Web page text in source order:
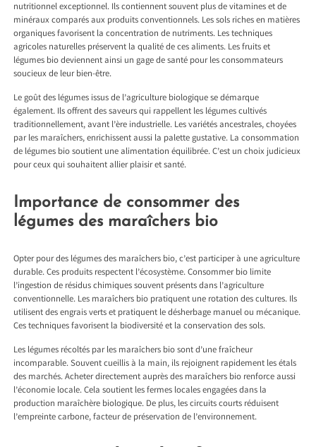
nutritionnel exceptionnel. Ils contiennent souvent plus de vitamines et de
minéraux comparés aux produits conventionnels. Les sols riches en matières
organiques favorisent la concentration de nutriments. Les techniques
agricoles naturelles préservent la qualité de ces aliments. Les fruits et
légumes bio deviennent ainsi un gage de santé pour les consommateurs
soucieux de leur bien-être.
Le goût des légumes issus de l’agriculture biologique se démarque
également. Ils offrent des saveurs qui rappellent les légumes cultivés
traditionnellement, avant l’ère industrielle. Les variétés ancestrales, choyées
par les maraîchers, enrichissent aussi la palette gustative. La consommation
de légumes bio soutient une alimentation équilibrée. C’est un choix judicieux
pour ceux qui souhaitent allier plaisir et santé.
Importance de consommer des
légumes des maraîchers bio
Opter pour des légumes des maraîchers bio, c’est participer à une agriculture
durable. Ces produits respectent l’écosystème. Consommer bio limite
l’ingestion de résidus chimiques souvent présents dans l’agriculture
conventionnelle. Les maraîchers bio pratiquent une rotation des cultures. Ils
utilisent des engrais verts et pratiquent le désherbage manuel ou mécanique.
Ces techniques favorisent la biodiversité et la conservation des sols.
Les légumes récoltés par les maraîchers bio sont d’une fraîcheur
incomparable. Souvent cueillis à la main, ils rejoignent rapidement les étals
des marchés. Acheter directement auprès des maraîchers bio renforce aussi
l’économie locale. Cela soutient les fermes locales engagées dans la
production maraîchère biologique. De plus, les circuits courts réduisent
l’empreinte carbone, facteur de préservation de l’environnement.